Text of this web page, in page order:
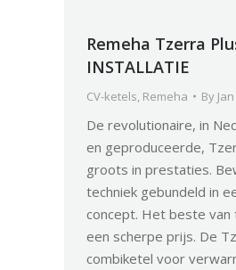
Remeha Tzerra
INSTALLATIE
CV-ketels, Remeha By
De revolutionaire, in
en geproduceerde,
groots in prestaties.
techniek gebundeld in
concept. Het beste
een scherpe prijs. De
combiketel voor